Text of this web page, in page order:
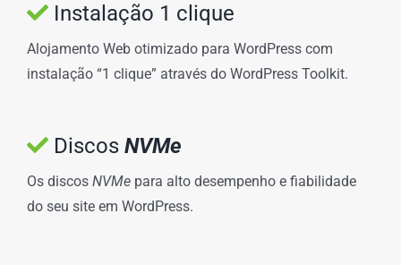
Instalação 1 clique
Alojamento Web otimizado para WordPress com
instalação “1 clique” através do WordPress Toolkit.
Discos NVMe
Os discos NVMepara alto desempenho e fiabilidade
do seu site em WordPress.